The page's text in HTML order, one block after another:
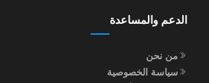
الدعم والمساعدة
من نحن
سياسة الخصوصية